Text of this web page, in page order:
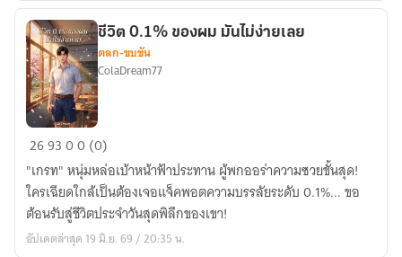
ดี
แผนก
เรื่อง
ซุบซิบ
ชีวิต
ของ
ผม
มัน
ไม่
ชีวิต 0.1% ของผม มันไม่ง่ายเลย
ตลก-ขบขัน
ColaDream77
269300 (0)
"เกรท" หนุ่มหล่อเบ้าหน้าฟ้าประทาน ผู้พกออร่าความซวยขั้นสุด!
ใครเฉียดใกล้เป็นต้องเจอแจ็คพอตความบรรลัยระดับ 0.1%... ขอ
ต้อนรับสู่ชีวิตประจำวันสุดพิลึกของเขา!
อัปเดตล่าสุด 19 มิ.ย. 69 / 20:35 น.